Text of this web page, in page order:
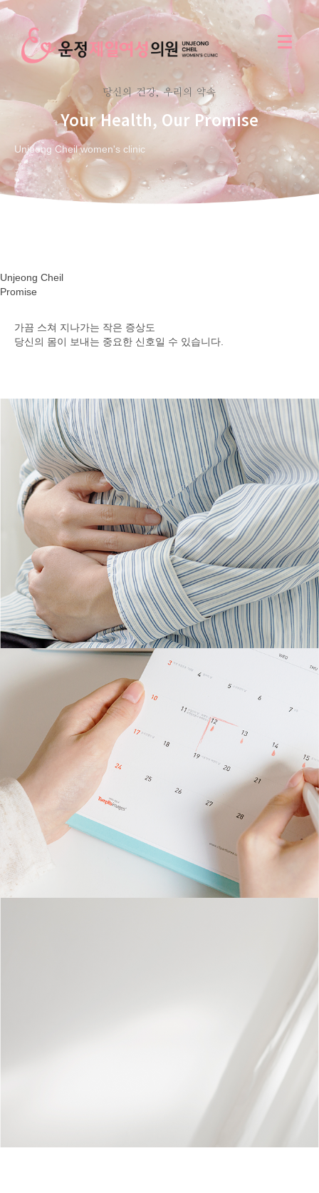
당신의 건강, 우리의 약속
Your Health, Our Promise
Unjeong Cheil women's clinic
Unjeong Cheil
Promise
가끔 스쳐 지나가는 작은 증상도
당신의 몸이 보내는 중요한 신호일 수 있습니다.